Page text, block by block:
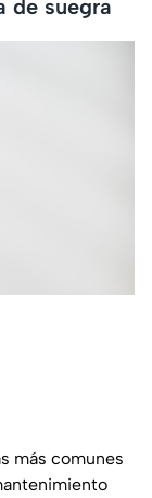
de suegra
más comunes